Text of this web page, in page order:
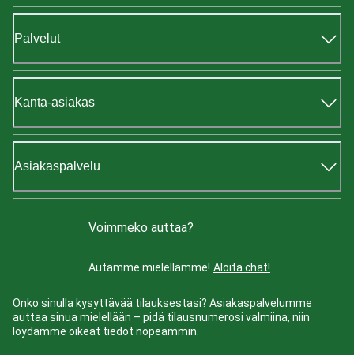
Palvelut
Kanta-asiakas
Asiakaspalvelu
Voimmeko auttaa?
Autamme mielellämme! Aloita chat!
Onko sinulla kysyttävää tilauksestasi? Asiakaspalvelumme
auttaa sinua mielellään – pidä tilausnumerosi valmiina, niin
löydämme oikeat tiedot nopeammin.